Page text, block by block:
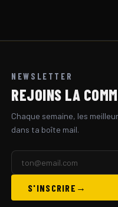
NEWSLETTER
REJOINS LA
Chaque semaine, les
dans ta boîte mail.
S'INSCRIRE